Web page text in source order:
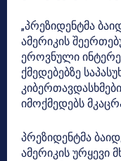
„პრეზიდენტმა
ამერიკის
ეროვნული
ქმედებებზე
იმოქმედებს
პრეზიდენტმა
ამერიკის ურყევი